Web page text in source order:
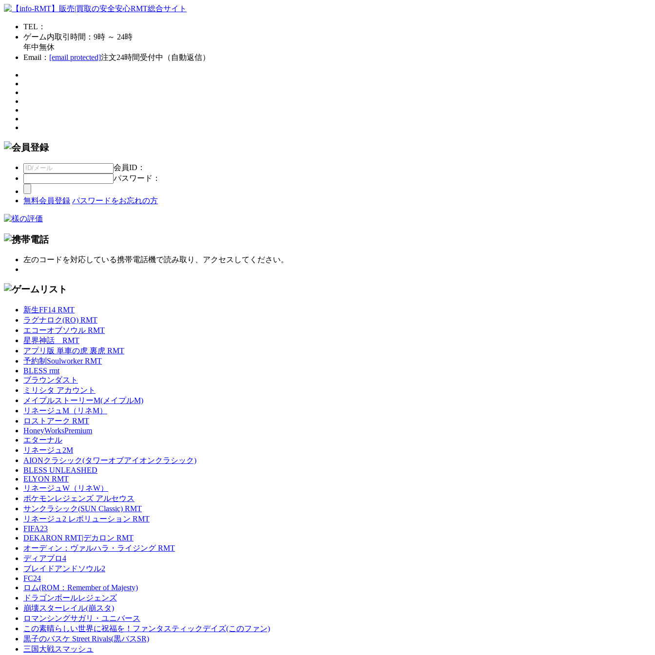
TEL：
ゲーム内取引時間：9時 ～ 24時
年中無休
Email： [email protected]注文24時間受付中（自動返信）
会員ID：
パスワード：
無料会員登録 パスワードをお忘れの方
左のコードを対応している携帯電話機で読み取り、アクセスしてください。
新生FF14 RMT
ラグナロク(RO) RMT
エコーオブソウル RMT
星界神話 RMT
アプリ版 単車の虎 裏虎 RMT
予約制Soulworker RMT
BLESS rmt
ブラウンダスト
ミリシタ アカウント
メイプルストーリーM(メイプルM)
リネージュM（リネM）
ロストアーク RMT
HoneyWorksPremium
エターナル
リネージュ2M
AIONクラシック(タワーオブアイオンクラシック)
BLESS UNLEASHED
ELYON RMT
リネージュW（リネW）
ポケモンレジェンズ アルセウス
サンクラシック(SUN Classic) RMT
リネージュ2 レボリューション RMT
FIFA23
DEKARON RMT|デカロン RMT
オーディン：ヴァルハラ・ライジング RMT
ディアブロ4
ブレイドアンドソウル2
FC24
ロム(ROM：Remember of Majesty)
ドラゴンボールレジェンズ
崩壊スターレイル(崩スタ)
ロマンシングサガリ・ユニバース
この素晴らしい世界に祝福を！ファンタスティックデイズ(このファン)
黒子のバスケ Street Rivals(黒バスSR)
三国大戦スマッシュ